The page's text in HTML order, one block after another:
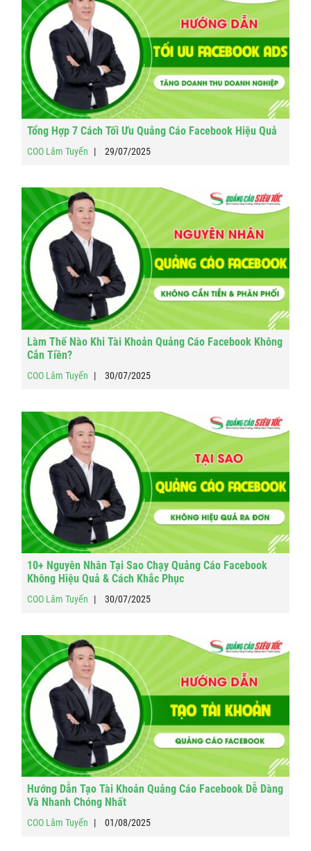
Tổng Hợp 7 Cách Tối Ưu Quảng Cáo Facebook Hiệu Quả
COO Lâm Tuyến 29/07/2025
Làm Thế Nào Khi Tài Khoản Quảng Cáo Facebook Không
Cắn Tiền?
COO Lâm Tuyến 30/07/2025
10+ Nguyên Nhân Tại Sao Chạy Quảng Cáo Facebook
Không Hiệu Quả & Cách Khắc Phục
COO Lâm Tuyến 30/07/2025
Hướng Dẫn Tạo Tài Khoản Quảng Cáo Facebook Dễ Dàng
Và Nhanh Chóng Nhất
COO Lâm Tuyến 01/08/2025